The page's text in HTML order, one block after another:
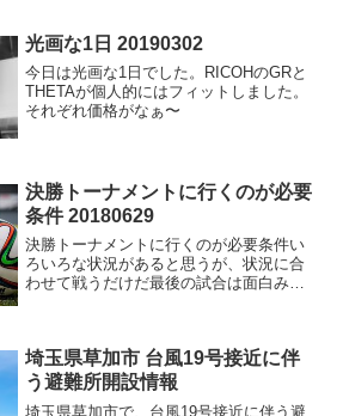
光画な1日 20190302
今日は光画な1日でした。RICOHのGRと
THETAが個人的にはフィットしました。
それぞれ価格がなぁ〜
決勝トーナメントに行くのが必要
条件 20180629
決勝トーナメントに行くのが必要条件い
ろいろな状況があると思うが、状況に合
わせて戦うだけだ最後の試合は面白みが
埼玉県草加市 台風19号接近に伴
う避難所開設情報
埼玉県草加市で、台風19号接近に伴う避